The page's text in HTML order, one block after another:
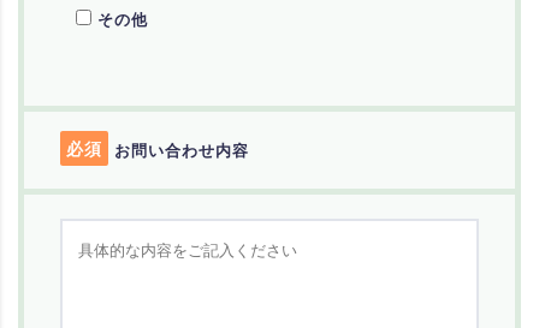
その他
必須 お問い合わせ内容